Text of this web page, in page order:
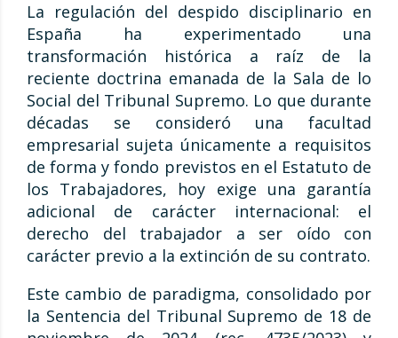
La regulación del despido disciplinario en
España ha experimentado una
transformación histórica a raíz de la
reciente doctrina emanada de la Sala de lo
Social del Tribunal Supremo. Lo que durante
décadas se consideró una facultad
empresarial sujeta únicamente a requisitos
de forma y fondo previstos en el Estatuto de
los Trabajadores, hoy exige una garantía
adicional de carácter internacional: el
derecho del trabajador a ser oído con
carácter previo a la extinción de su contrato.
Este cambio de paradigma, consolidado por
la Sentencia del Tribunal Supremo de 18 de